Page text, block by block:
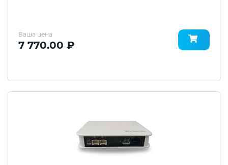
Ваша цена
7 770.00 ₽